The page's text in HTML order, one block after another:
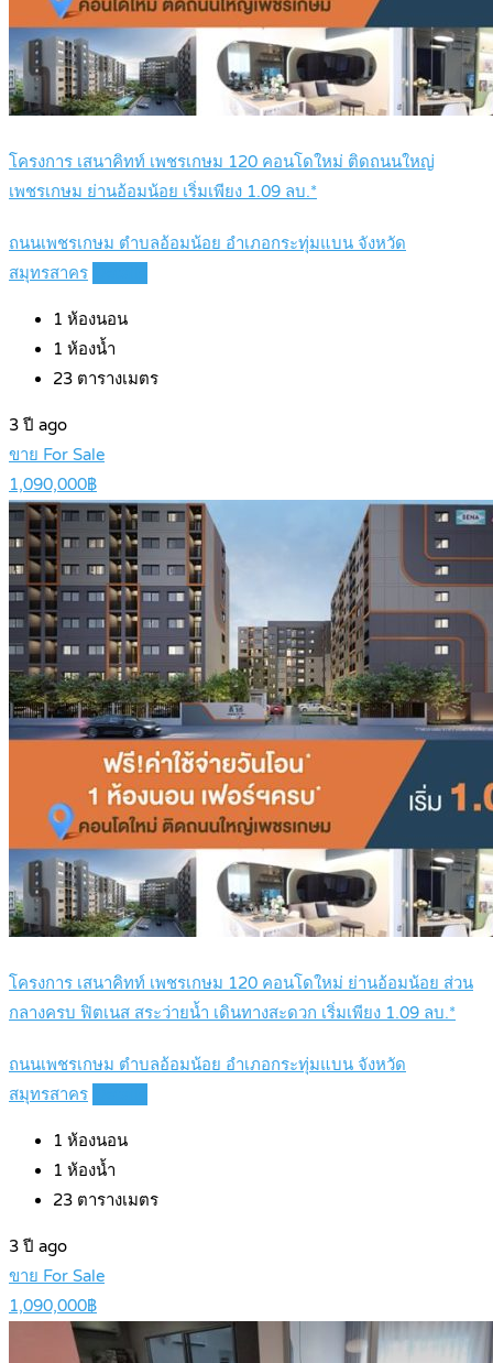
โครงการ เสนาคิทท์ เพชรเกษม 120 คอนโดใหม่ ติดถนนใหญ่
เพชรเกษม ย่านอ้อมน้อย เริ่มเพียง 1.09 ลบ.*
ถนนเพชรเกษม ตำบลอ้อมน้อย อำเภอกระทุ่มแบน จังหวัด
สมุทรสาคร
1 ห้องนอน
1 ห้องน้ำ
23 ตารางเมตร
3 ปี ago
ขาย For Sale
1,090,000฿
โครงการ เสนาคิทท์ เพชรเกษม 120 คอนโดใหม่ ย่านอ้อมน้อย ส่วน
กลางครบ ฟิตเนส สระว่ายน้ำ เดินทางสะดวก เริ่มเพียง 1.09 ลบ.*
ถนนเพชรเกษม ตำบลอ้อมน้อย อำเภอกระทุ่มแบน จังหวัด
สมุทรสาคร
1 ห้องนอน
1 ห้องน้ำ
23 ตารางเมตร
3 ปี ago
ขาย For Sale
1,090,000฿